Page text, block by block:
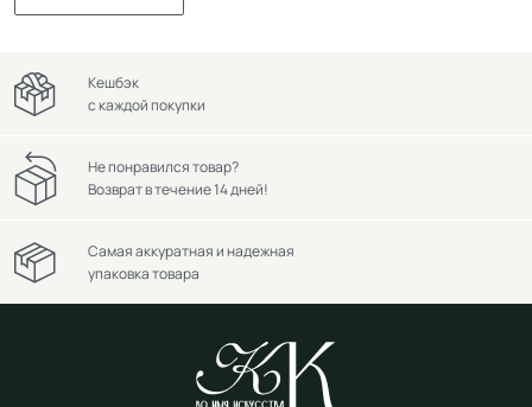
Кешбэк
с каждой покупки
Не понравился товар?
Возврат в течение 14 дней!
Самая аккуратная и надежная
упаковка товара